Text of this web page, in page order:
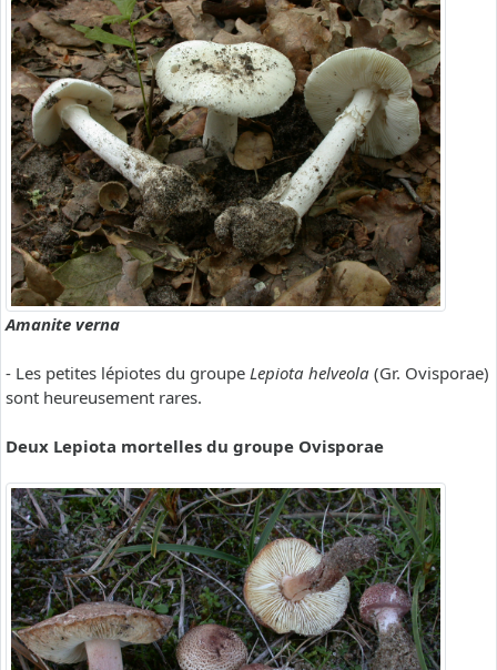
Amanite verna
- Les petites lépiotes du groupe Lepiota helveola (Gr. Ovisporae)
sont heureusement rares.
Deux Lepiota mortelles du groupe Ovisporae